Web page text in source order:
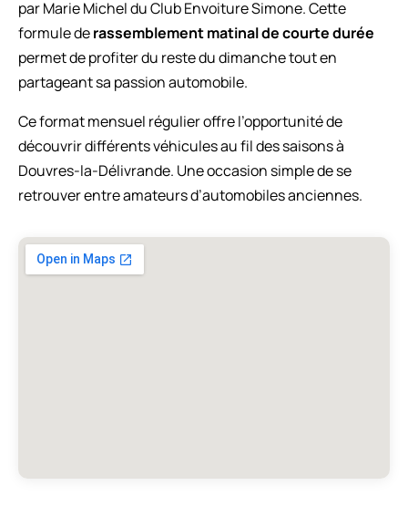
par Marie Michel du Club Envoiture Simone. Cette
formule derassemblement matinal de courte durée
permet de profiter du reste du dimanche tout en
partageant sa passion automobile.
Ce format mensuel régulier offre l’opportunité de
découvrir différents véhicules au fil des saisons à
Douvres-la-Délivrande. Une occasion simple de se
retrouver entre amateurs d’automobiles anciennes.